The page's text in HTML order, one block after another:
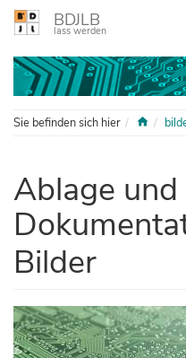
BDJLB
lass werden
Sie befinden sich hier Home
Ablage und
Bilder